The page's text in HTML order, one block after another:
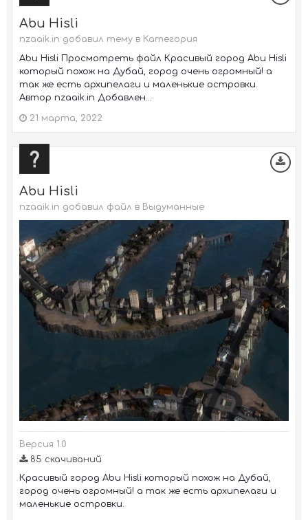
Abu Hisli
nzaaik.in добавил тему в Категория
Abu Hisli Просмотреть файл Красивый город Abu Hisli
который похож на Дубай, город очень огромный! а
так же есть архипелаги и маленькие островки.
Автор nzaaik.in Добавлен...
21 марта, 2022
Abu Hisli
nzaaik.in добавил файл в Выдуманные
Версия 1.0
85 скачиваний
Красивый город Abu Hisli который похож на Дубай,
город очень огромный! а так же есть архипелаги и
маленькие островки.